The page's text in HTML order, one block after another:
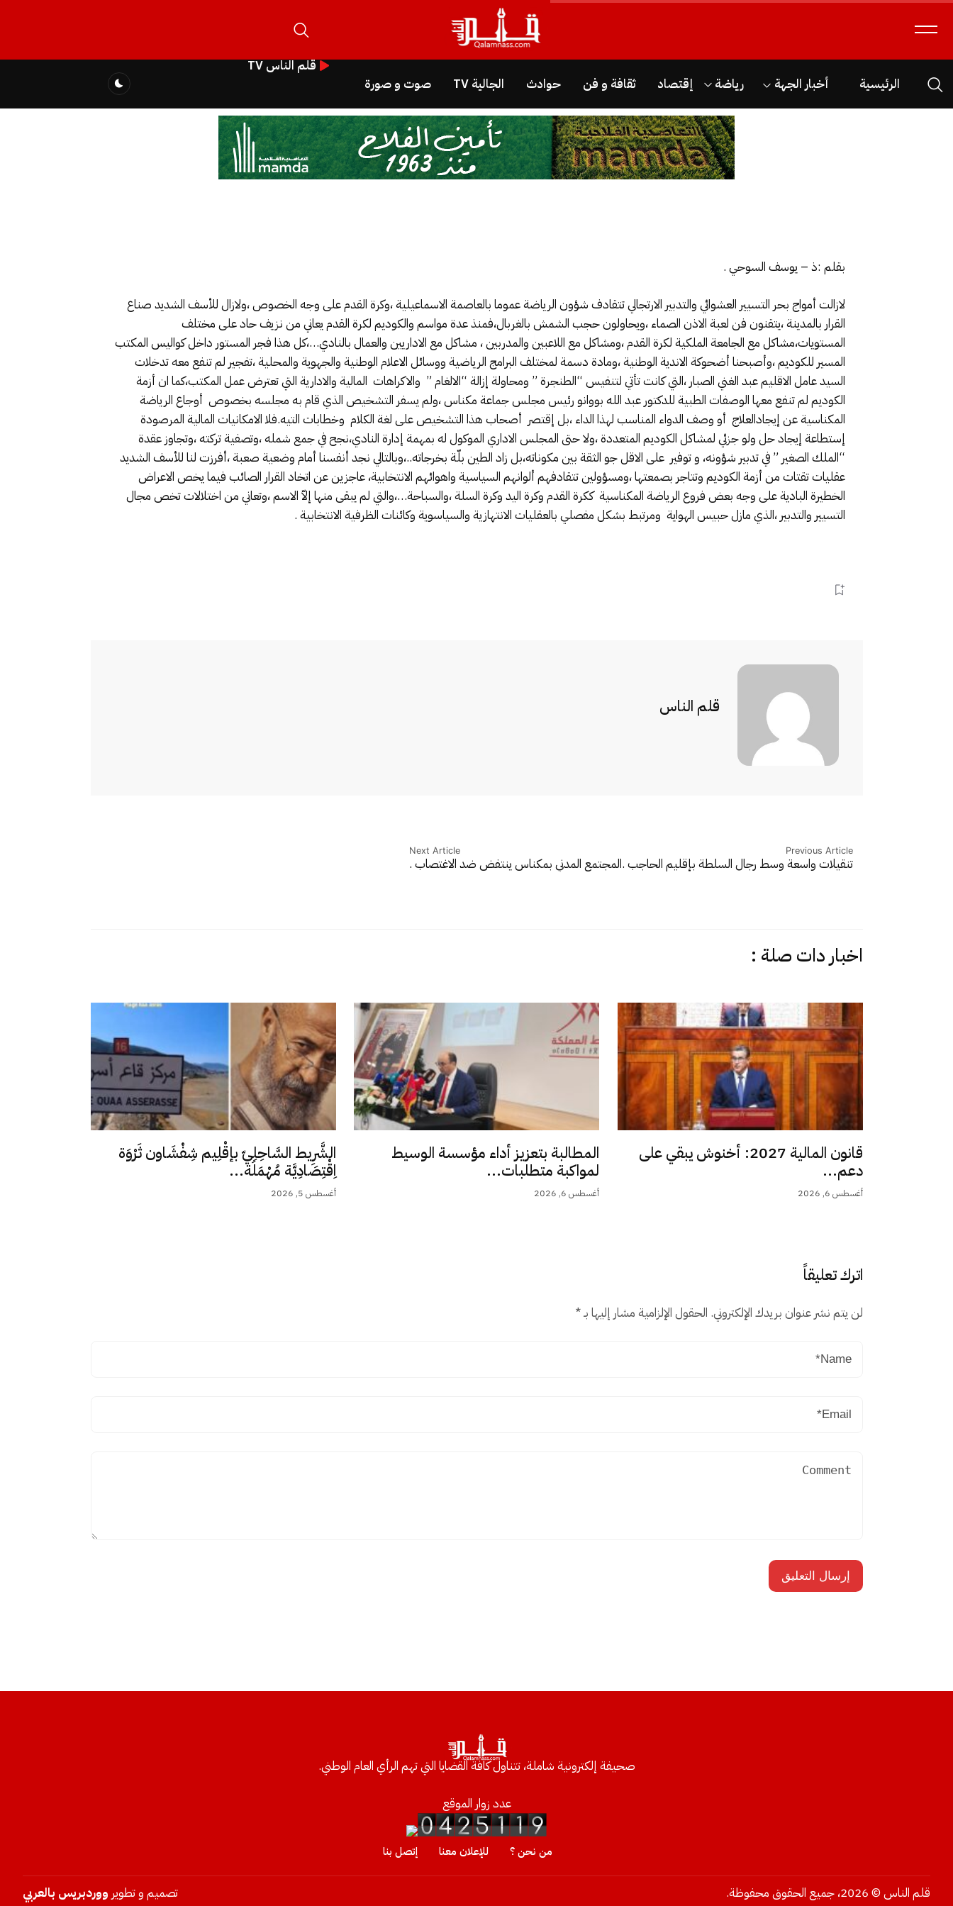
الرئيسية أخبار الجهة رياضة إقتصاد ثقافة و فن حوادث الجالية TV صوت و صورة
قلم الناس TV
بقلم :ذ – يوسف السوحي .
لازالت أمواج بحر التسيير العشوائي والتدبير الارتجالي تتقادف شؤون الرياضة عموما بالعاصمة الاسماعيلية ،وكرة القدم على وجه الخصوص ،ولازال للأسف الشديد صناع
القرار بالمدينة ،يتقنون فن لعبة الاذن الصماء ،ويحاولون حجب الشمش بالغربال،فمنذ عدة مواسم والكوديم لكرة القدم يعاني من نزيف حاد على مختلف
المستويات،مشاكل مع الجامعة الملكية لكرة القدم ،ومشاكل مع اللاعبين والمدربين ، مشاكل مع الاداريين والعمال بالنادي…،كل هذا فجر المستور داخل كواليس المكتب
المسير للكوديم ،وأصبحنا أضحوكة الاندية الوطنية ،ومادة دسمة لمختلف البرامج الرياضية ووسائل الاعلام الوطنية والجهوية والمحلية ،تفجير لم تنفع معه تدخلات
السيد عامل الاقليم عبد الغني الصبار ،التي كانت تأتي لتنفيس “الطنجرة ” ومحاولة إزالة “الالغام ” والاكراهات المالية والادارية التي تعترض عمل المكتب،كما ان أزمة
الكوديم لم تنفع معها الوصفات الطبية للدكتور عبد الله بووانو رئيس مجلس جماعة مكناس ،ولم يسفر التشخيص الذي قام به مجلسه بخصوص أوجاع الرياضة
المكناسية عن إيجادالعلاج أو وصف الدواء المناسب لهذا الداء ،بل إقتصر أصحاب هذا التشخيص على لغة الكلام وخطابات التيه.فلا الامكانيات المالية المرصودة
إستطاعة إيجاد حل ولو جزئي لمشاكل الكوديم المتعددة ،ولا حتى المجلس الاداري الموكول له بمهمة إدارة النادي،نجح في جمع شمله ،وتصفية تركته ،وتجاوز عقدة
“الملك الصغير ” في تدبير شؤونه، و توفير على الاقل جو الثقة بين مكوناته،بل زاد الطين بلّة بخرجاته..،وبالتالي نجد أنفسنا أمام وضعية صعبة ،أفرزت لنا للأسف الشديد
عقليات تقتات من أزمة الكوديم وتتاجر بصمعتها ،ومسؤولين تتقادفهم ألوانهم السياسية واهوائهم الانتخابية، عاجزين عن اتخاد القرار الصائب فيما يخص الاعراض
الخطيرة البادية على وجه بعض فروع الرياضة المكناسية ككرة القدم وكرة اليد وكرة السلة ،والسباحة…،والتي لم يبقى منها إلاّ الاسم ،وتعاني من اختلالات تخص مجال
التسيير والتدبير ،الذي مازل حبيس الهواية ومرتبط بشكل مفصلي بالعقليات الانتهازية والسياسوية وكائنات الظرفية الانتخابية .
قلم الناس
Previous Article
تنقيلات واسعة وسط رجال السلطة بإقليم الحاجب .
Next Article
المجتمع المدني بمكناس ينتفض ضد الاغتصاب .
اخبار دات صلة :
قانون المالية 2027: أخنوش يبقي على
دعم...
أغسطس 6, 2026
المطالبة بتعزيز أداء مؤسسة الوسيط
لمواكبة متطلبات...
أغسطس 6, 2026
الشَّرِيط السَّاحِلِيّ بإقْلِيم شِفْشَاون ثَرْوَة
اِقْتِصَادِيَّة مُهْمَلَة...
أغسطس 5, 2026
اترك تعليقاً
لن يتم نشر عنوان بريدك الإلكتروني. الحقول الإلزامية مشار إليها بـ*
صحيفة إلكترونية شاملة، تتناول كافة القضايا التي تهم الرأي العام الوطني.
عدد زوار الموقع
من نحن ؟ للإعلان معنا إتصل بنا
قلم الناس © 2026، جميع الحقوق محفوظة. تصميم و تطوير ووردبريس بالعربي